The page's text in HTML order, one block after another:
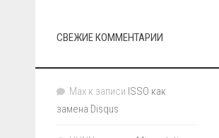
СВЕЖИЕ КОММЕНТАРИИ
Max к записи ISSO как
замена Disqus